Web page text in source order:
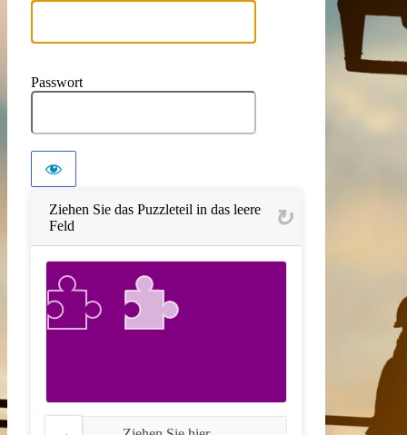
Passwort
Ziehen Sie das Puzzleteil in das leere
Feld